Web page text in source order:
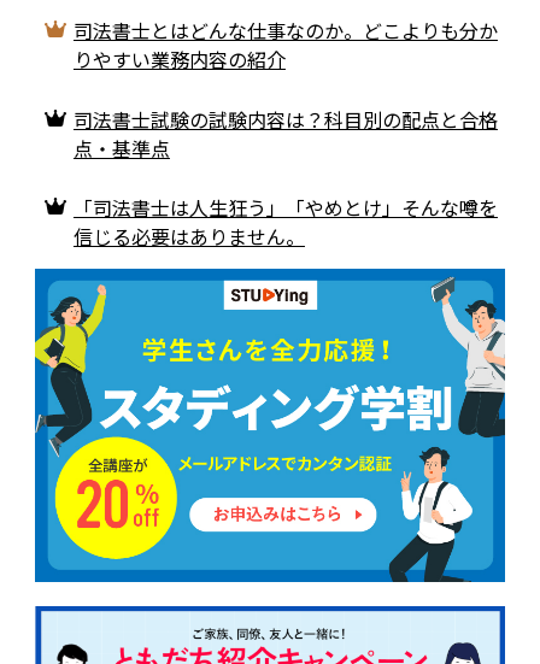
司法書士とはどんな仕事なのか。どこよりも分か
りやすい業務内容の紹介
司法書士試験の試験内容は？科目別の配点と合格
点・基準点
「司法書士は人生狂う」「やめとけ」そんな噂を
信じる必要はありません。